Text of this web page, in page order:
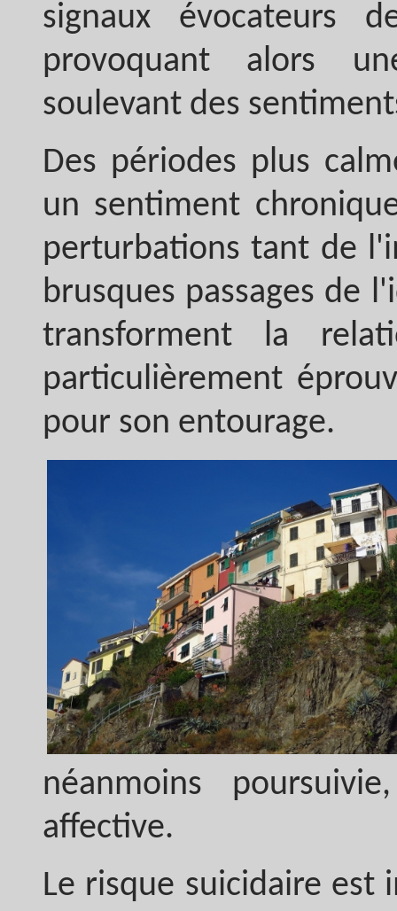
signaux évocateurs
provoquant alors
soulevant des
Des périodes plus
un sentiment
perturbations tant de
brusques passages de
transforment la
particulièrement
pour son entourage.
néanmoins
affective.
Le risque suicidaire